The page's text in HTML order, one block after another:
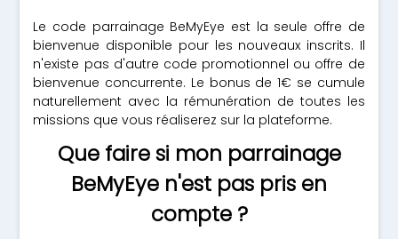
Le code parrainage BeMyEye est la seule offre de
bienvenue disponible pour les nouveaux inscrits. Il
n'existe pas d'autre code promotionnel ou offre de
bienvenue concurrente. Le bonus de 1€ se cumule
naturellement avec la rémunération de toutes les
missions que vous réaliserez sur la plateforme.
Que faire si mon parrainage
BeMyEye n'est pas pris en
compte ?